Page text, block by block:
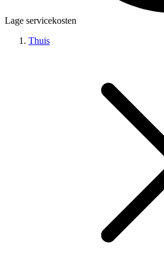
Lage servicekosten
Thuis